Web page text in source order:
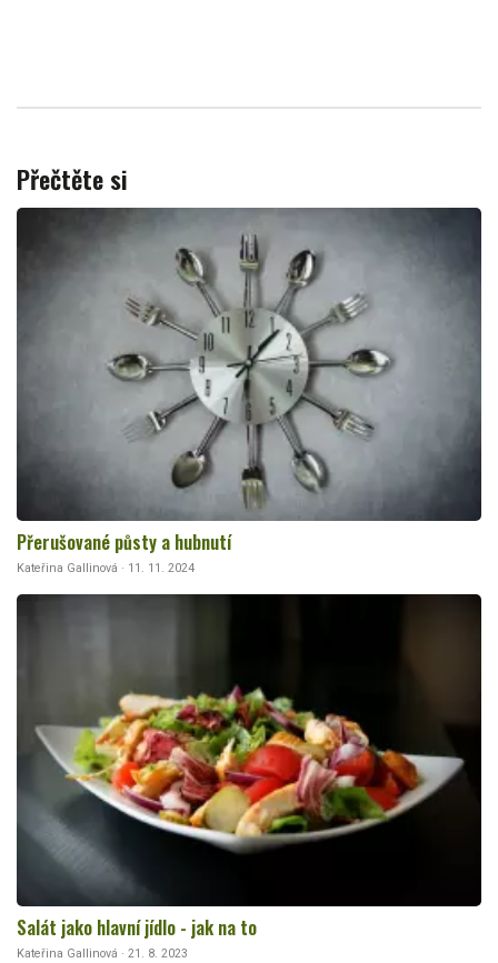
Přečtěte si
Přerušované půsty a hubnutí
Kateřina Gallinová · 11. 11. 2024
Salát jako hlavní jídlo - jak na to
Kateřina Gallinová · 21. 8. 2023